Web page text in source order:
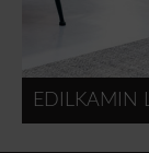
EDILKAMIN